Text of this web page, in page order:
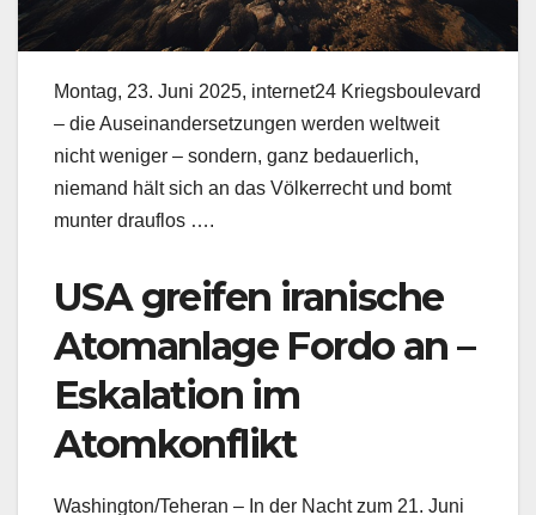
Montag, 23. Juni 2025, internet24 Kriegsboulevard
– die Auseinandersetzungen werden weltweit
nicht weniger – sondern, ganz bedauerlich,
niemand hält sich an das Völkerrecht und bomt
munter drauflos ….
USA greifen iranische
Atomanlage Fordo an –
Eskalation im
Atomkonflikt
Washington/Teheran – In der Nacht zum 21. Juni